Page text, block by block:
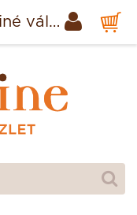
Chevaliers francia praliné válgatás 175g